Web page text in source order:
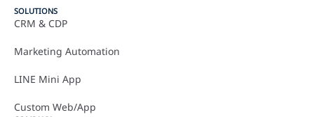
SOLUTIONS
CRM & CDP
Marketing Automation
LINE Mini App
Custom Web/App